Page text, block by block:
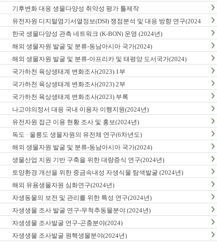
기후변화 대응 생물다양성 취약성 평가 툴제작
유전자원 디지털염기서열정보(DSI) 쟁점분석 및 대응 방향 연구(2024
년)
한국 생물다양성 관측 네트워크 (K-BON) 운영 (2024년)
해외 생물자원 발굴 및 분류-동남아시아 국가(2024)
해외 생물자원 발굴 및 분류-아프리카 및 태평양 도서국가(2024)
국가하천 육상생태계 변화조사(2023) 1부
국가하천 육상생태계 변화조사(2023) 2부
국가하천 육상생태계 변화조사(2023) 부록
나고야의정서 대응 국내 이용자 이행지원(2024년)
유전자원 접근 이용 현황 조사 및 홍보(2024년)
독도 · 울릉도 생물자원의 유전체 연구(6차년도)
해외 생물자원 발굴 및 분류-동남아시아 국가(2024)
생물산업 지원 기반 구축을 위한 대량증식 연구(2024년)
토양환경 개선을 위한 중금속내성 자생식물 탐색발굴 (2024년)
해외 유용생물자원 심화연구(2024년)
자생동물의 보전 및 관리를 위한 특성 연구(2024년)
자생생물 조사 발굴 연구-무척추동물분야 (2024년)
자생생물 조사발굴 연구-곤충분야(2024)
자생생물 조사발굴 원핵생물분야(2024년)